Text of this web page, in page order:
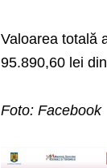
Valoarea totală
95.890,60 lei
Foto: Facebook